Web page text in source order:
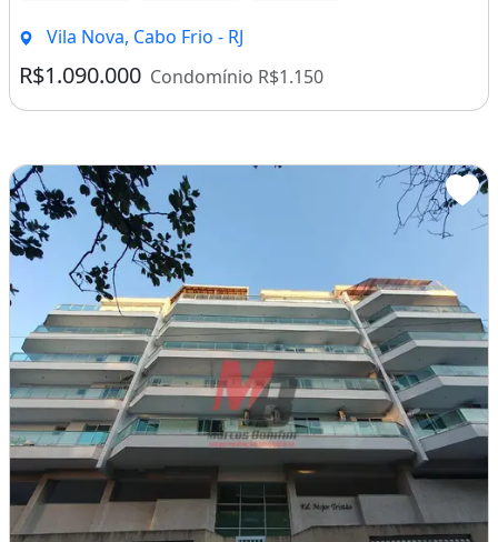
Vila Nova, Cabo Frio - RJ
R$1.090.000 Condomínio R$1.150